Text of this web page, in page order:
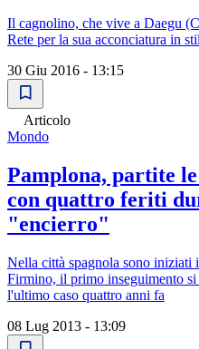
Il cagnolino, che vive a Daegu
Rete per la sua acconciatura in
30 Giu 2016 - 13:15
Articolo
Mondo
Pamplona, partite
con quattro feriti
"encierro"
Nella città spagnola sono iniziati
Firmino, il primo inseguimento si
l'ultimo caso quattro anni fa
08 Lug 2013 - 13:09